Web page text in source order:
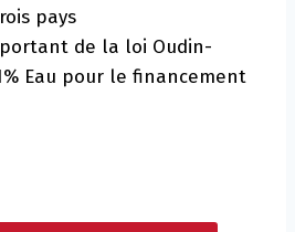
pays
de la loi Oudin-
Eau pour le financement